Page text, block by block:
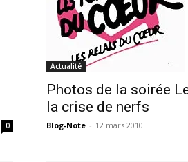
0
Actualité
Photos de la soirée
la crise de nerfs
Blog-Note - 12 mars 2010